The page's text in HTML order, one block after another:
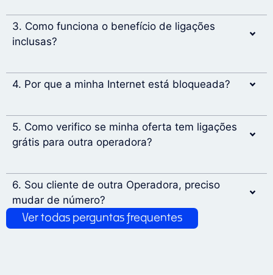
3. Como funciona o benefício de ligações
inclusas?
4. Por que a minha Internet está bloqueada?
5. Como verifico se minha oferta tem ligações
grátis para outra operadora?
6. Sou cliente de outra Operadora, preciso
mudar de número?
Ver todas perguntas frequentes